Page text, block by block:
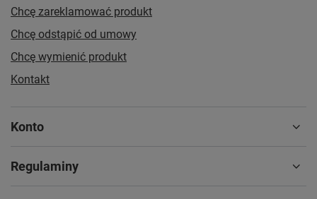
Chcę zareklamować produkt
Chcę odstąpić od umowy
Chcę wymienić produkt
Kontakt
Konto
Regulaminy